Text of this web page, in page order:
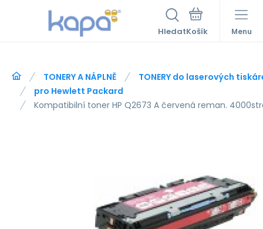
Hledat Menu
TONERY A NÁPLNĚ
TONERY do laserových
pro Hewlett Packard
Kompatibilní toner HP Q2673 A červená reman.